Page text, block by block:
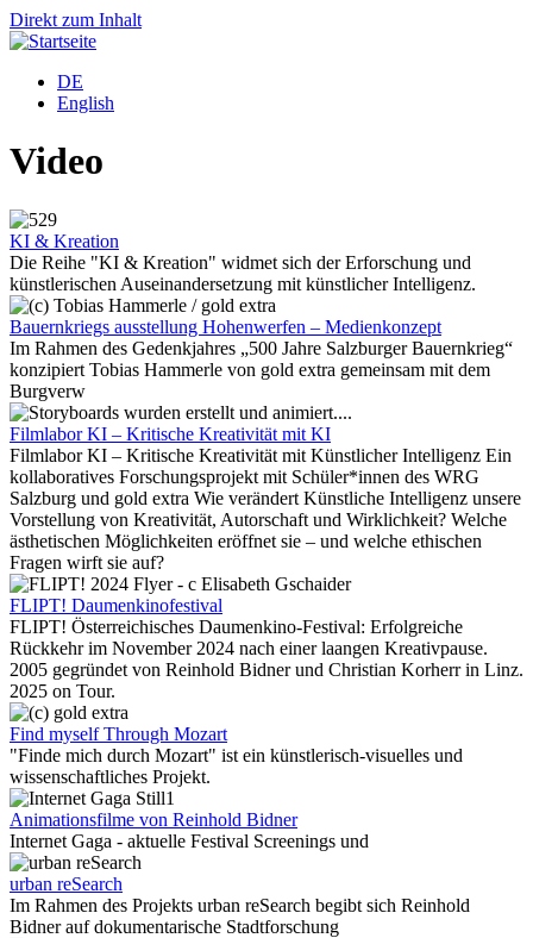
Direkt zum Inhalt
DE
English
Video
KI & Kreation
Die Reihe "KI & Kreation" widmet sich der Erforschung und
künstlerischen Auseinandersetzung mit künstlicher Intelligenz.
Bauernkriegs ausstellung Hohenwerfen – Medienkonzept
Im Rahmen des Gedenkjahres „500 Jahre Salzburger Bauernkrieg“
konzipiert Tobias Hammerle von gold extra gemeinsam mit dem
Burgverw
Filmlabor KI – Kritische Kreativität mit KI
Filmlabor KI – Kritische Kreativität mit Künstlicher Intelligenz Ein
kollaboratives Forschungsprojekt mit Schüler*innen des WRG
Salzburg und gold extra Wie verändert Künstliche Intelligenz unsere
Vorstellung von Kreativität, Autorschaft und Wirklichkeit? Welche
ästhetischen Möglichkeiten eröffnet sie – und welche ethischen
Fragen wirft sie auf?
FLIPT! Daumenkinofestival
FLIPT! Österreichisches Daumenkino-Festival: Erfolgreiche
Rückkehr im November 2024 nach einer laangen Kreativpause.
2005 gegründet von Reinhold Bidner und Christian Korherr in Linz.
2025 on Tour.
Find myself Through Mozart
"Finde mich durch Mozart" ist ein künstlerisch-visuelles und
wissenschaftliches Projekt.
Animationsfilme von Reinhold Bidner
Internet Gaga - aktuelle Festival Screenings und
urban reSearch
Im Rahmen des Projekts urban reSearch begibt sich Reinhold
Bidner auf dokumentarische Stadtforschung